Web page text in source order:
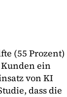
(55 Prozent)
ein
von KI
dass die